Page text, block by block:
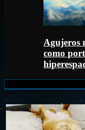
Agujeros
como